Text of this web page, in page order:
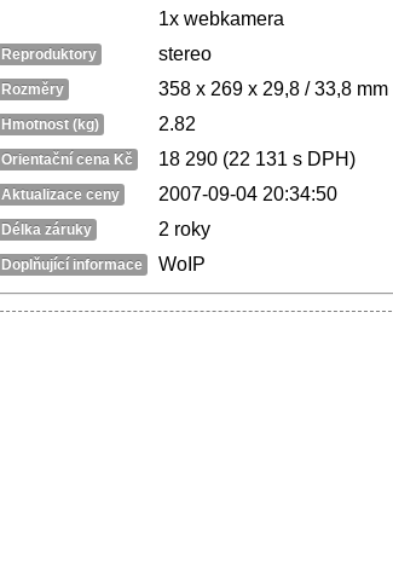
1x webkamera
Reproduktory stereo
Rozměry 358 x 269 x 29,8 / 33,8 mm
Hmotnost (kg) 2.82
Orientační cena Kč 18 290 (22 131 s DPH)
Aktualizace ceny 2007-09-04 20:34:50
Délka záruky 2 roky
Doplňující informace WoIP